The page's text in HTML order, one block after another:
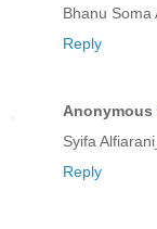
Bhanu Soma
Reply
Anonymous
Syifa
Reply